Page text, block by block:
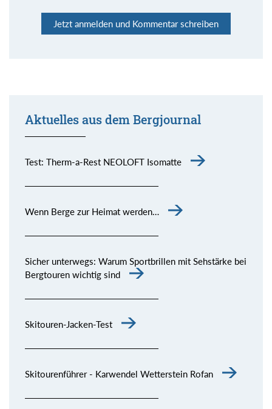
Jetzt anmelden und Kommentar schreiben
Aktuelles aus dem Bergjournal
Test: Therm-a-Rest NEOLOFT Isomatte
Wenn Berge zur Heimat werden…
Sicher unterwegs: Warum Sportbrillen mit Sehstärke bei
Bergtouren wichtig sind
Skitouren-Jacken-Test
Skitourenführer - Karwendel Wetterstein Rofan